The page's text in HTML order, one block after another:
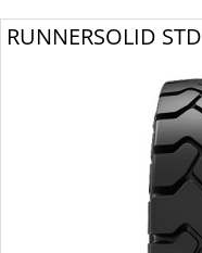
RUNNERSOLID STD